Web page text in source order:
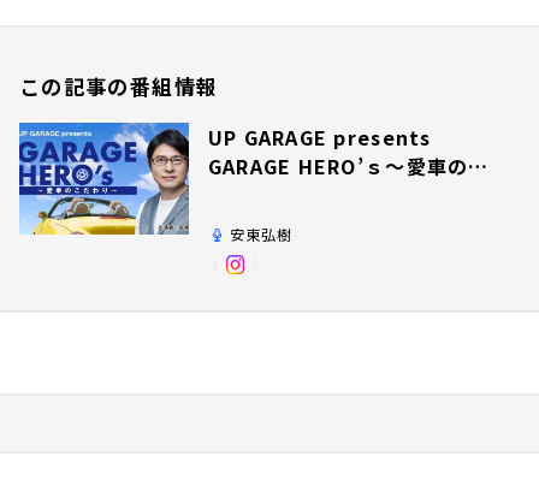
この記事の番組情報
UP GARAGE presents
GARAGE HERO’ｓ～愛車のこ
安東弘樹